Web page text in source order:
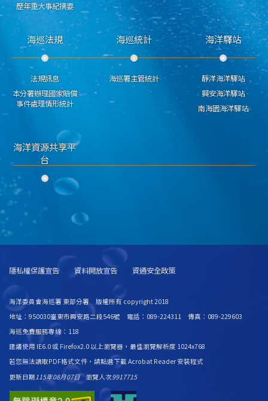
歷年重大事紀摘要
海巡法規
法規訊息
本分署辦理國家賠償
事件處理情形統計
海巡統計
海巡署主管統計
海洋驛站
靜洋海洋驛站
興安海洋驛站
南海園海洋驛站
海洋資源共享平
台
隱私權保護宣告 資料開放宣告 資通安全政策
海洋委員會海巡署 東部分署 版權所有 copyright 2018
地址：950030臺東市興安路二段546號 電話：089-224311 傳真：089-229603
海巡免費服務專線：118
建議使用 IE6.0 或 Firefox2.0 以上瀏覽器，最佳瀏覽解析度 1024x768
若您無法讀取PDF格式文件，請點選下載 Acrobat Reader 安裝程式
更新日期115年08月07日 瀏覽人次9917715